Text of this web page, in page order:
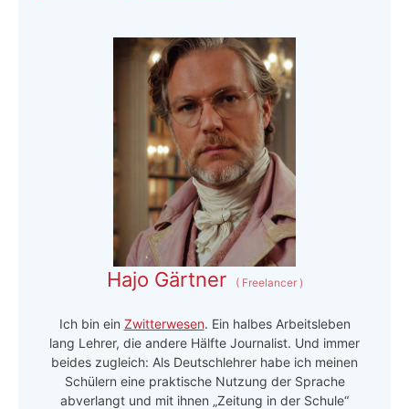
Hajo Gärtner (Freelancer )
Ich bin ein Zwitterwesen. Ein halbes Arbeitsleben
lang Lehrer, die andere Hälfte Journalist. Und immer
beides zugleich: Als Deutschlehrer habe ich meinen
Schülern eine praktische Nutzung der Sprache
abverlangt und mit ihnen „Zeitung in der Schule“